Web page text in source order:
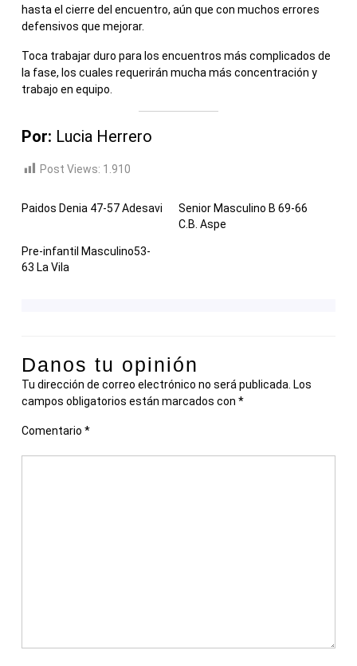
hasta el cierre del encuentro, aún que con muchos errores
defensivos que mejorar.
Toca trabajar duro para los encuentros más complicados de
la fase, los cuales requerirán mucha más concentración y
trabajo en equipo.
Por: Lucia Herrero
Post Views: 1.910
Paidos Denia 47-57 Adesavi
Senior Masculino B 69-66
C.B. Aspe
Pre-infantil Masculino53-
63 La Vila
Danos tu opinión
Tu dirección de correo electrónico no será publicada. Los
campos obligatorios están marcados con *
Comentario *